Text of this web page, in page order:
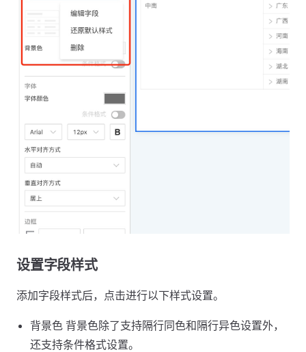
设置字段样式
添加字段样式后，点击进行以下样式设置。
背景色 背景色除了支持隔行同色和隔行异色设置外，
还支持条件格式设置。